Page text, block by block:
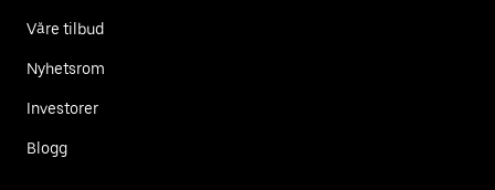
Våre tilbud
Nyhetsrom
Investorer
Blogg